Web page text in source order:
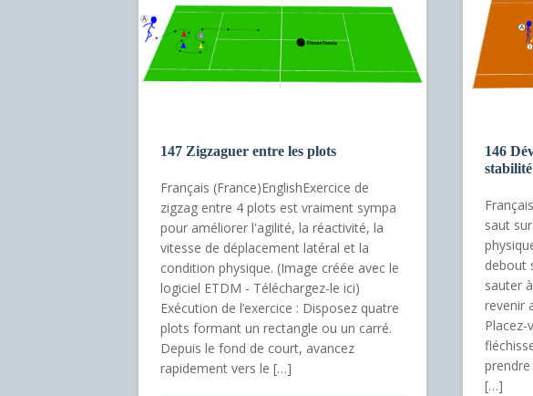
147 Zigzaguer entre les plots
Français (France)EnglishExercice de
zigzag entre 4 plots est vraiment sympa
pour améliorer l'agilité, la réactivité, la
vitesse de déplacement latéral et la
condition physique. (Image créée avec le
logiciel ETDM - Téléchargez-le ici)
Exécution de l’exercice : Disposez quatre
plots formant un rectangle ou un carré.
Depuis le fond de court, avancez
rapidement vers le […]
146
saut
debout
sauter
revenir
[…]